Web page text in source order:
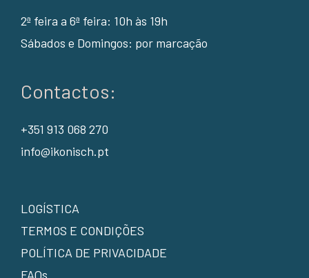
2ª feira a 6ª feira: 10h às 19h
Sábados e Domingos: por marcação
Contactos:
+351 913 068 270
info@ikonisch.pt
LOGÍSTICA
TERMOS E CONDIÇÕES
POLÍTICA DE PRIVACIDADE
FAQs